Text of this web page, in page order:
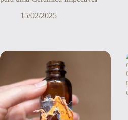
15/02/2025